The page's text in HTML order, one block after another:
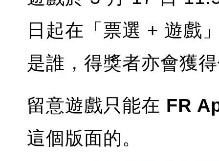
日起在「票選 + 遊戲
是誰，得獎者亦會獲
留意遊戲只能在 FR
這個版面的。